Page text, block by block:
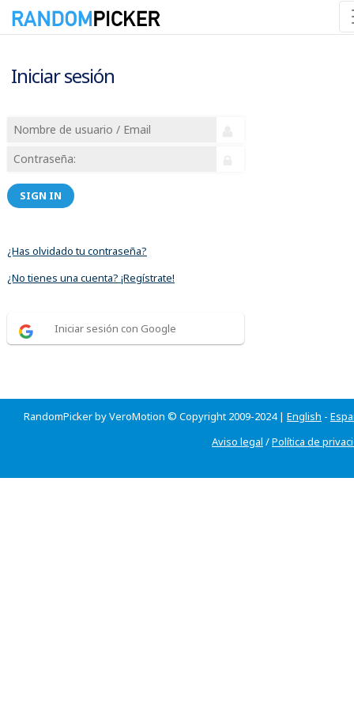
Iniciar sesión
SIGN IN
¿Has olvidado tu contraseña?
¿No tienes una cuenta? ¡Regístrate!
Iniciar sesión con Google
RandomPicker by VeroMotion © Copyright 2009-2024 | English -
Aviso legal /Política de